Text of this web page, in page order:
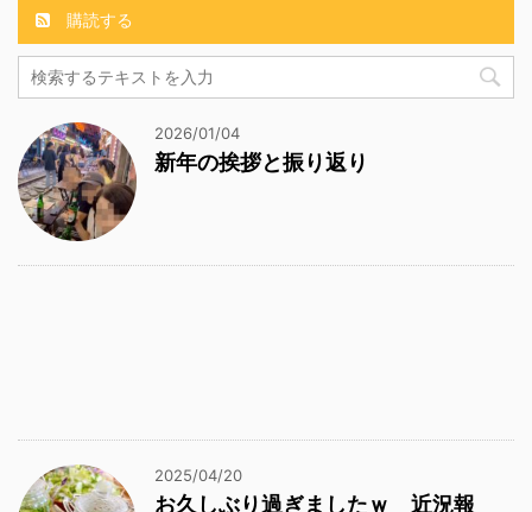
購読する
2026/01/04
新年の挨拶と振り返り
2025/04/20
お久しぶり過ぎましたｗ 近況報